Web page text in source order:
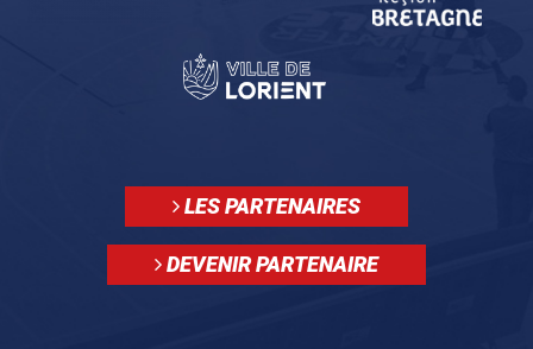
LES PARTENAIRES
DEVENIR PARTENAIRE